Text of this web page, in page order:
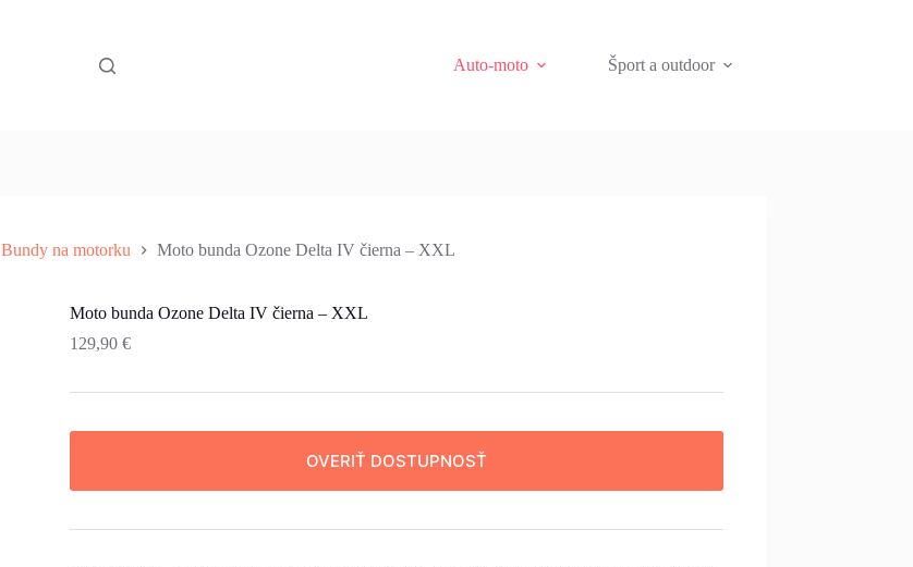
Auto-moto Šport a outdoor
Bundy na motorku Moto bunda Ozone Delta IV čierna – XXL
Moto bunda Ozone Delta IV čierna – XXL
129,90€
OVERIŤ DOSTUPNOSŤ